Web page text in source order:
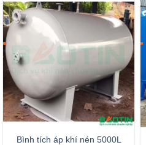
Bình tích áp khí nén 5000L